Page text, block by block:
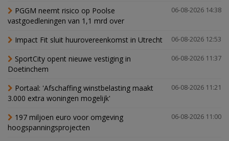
06-08-2026 14:38
PGGM neemt risico op Poolse
vastgoedleningen van 1,1 mrd over
06-08-2026 12:53
Impact Fit sluit huurovereenkomst in Utrecht
06-08-2026 11:37
SportCity opent nieuwe vestiging in
Doetinchem
06-08-2026 11:21
Portaal: 'Afschaffing winstbelasting maakt
3.000 extra woningen mogelijk'
06-08-2026 11:00
197 miljoen euro voor omgeving
hoogspanningsprojecten